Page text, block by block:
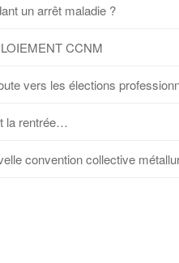
un arrêt maladie ?
CCNM
vers les élections
la rentrée…
convention collective